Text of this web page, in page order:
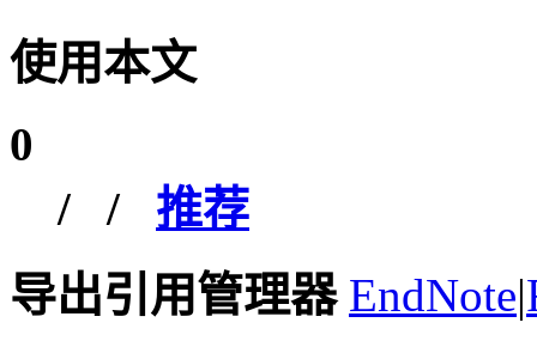
使用本文
0
/ / 推荐
导出引用管理器 EndNote|